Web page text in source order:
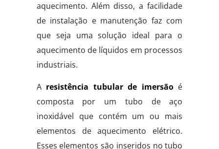
aquecimento. Além disso, a facilidade
de instalação e manutenção faz com
que seja uma solução ideal para o
aquecimento de líquidos em processos
industriais.
A resistência tubular de imersãoé
composta por um tubo de aço
inoxidável que contém um ou mais
elementos de aquecimento elétrico.
Esses elementos são inseridos no tubo